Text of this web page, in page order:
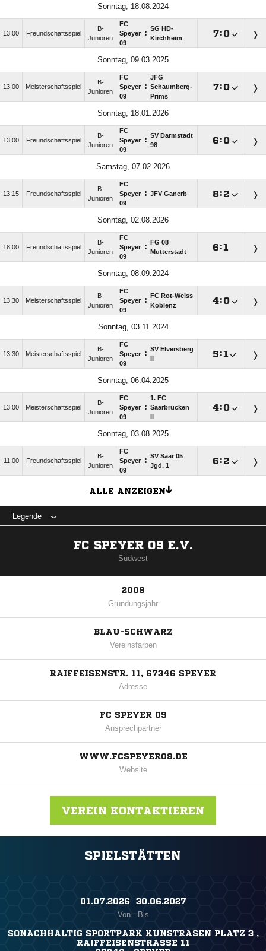
Sonntag, 18.08.2024
13:00 Freundschaftsspiel
B-
Junioren
FC
Speyer
09
: SG HD-
Kirchheim
:
Sonntag, 09.03.2025
13:00 Meisterschaftsspiel
B-
Junioren
FC
Speyer
09
:
JFG
Schaumberg-
Prims
:
Sonntag, 18.01.2026
13:00 Freundschaftsspiel
B-
Junioren
FC
Speyer
09
: SV Darmstadt
98
:
Samstag, 07.02.2026
13:15 Freundschaftsspiel
B-
Junioren
FC
Speyer
09
: JFV Ganerb :
Sonntag, 02.08.2026
18:00 Freundschaftsspiel
B-
Junioren
FC
Speyer
09
:
FG 08
Mutterstadt
:
Sonntag, 08.09.2024
13:30 Meisterschaftsspiel
B-
Junioren
FC
Speyer
09
:
FC Rot-Weiss
Koblenz
:
Sonntag, 03.11.2024
13:30 Meisterschaftsspiel
B-
Junioren
FC
Speyer
09
: SV Elversberg
:
Sonntag, 06.04.2025
13:00 Meisterschaftsspiel
B-
Junioren
FC
Speyer
09
:
1. FC
Saarbrücken
:
Sonntag, 03.08.2025
11:00 Freundschaftsspiel
B-
Junioren
FC
Speyer
09
: SV Saar 05
Jgd. 1
:
ALLE ANZEIGEN
Legende
FC SPEYER 09 E.V.
Südwest
2009
Gründungsjahr
BLAU-SCHWARZ
Vereinsfarben
RAIFFEISENSTR. 11, 67346 SPEYER
Adresse
FC SPEYER 09
Ansprechpartner
WWW.FCSPEYER09.DE
Website
VEREIN KONTAKTIEREN
Nachricht an FC Speyer 09 e.V.
SPIELSTÄTTEN
01.07.2026 ​ 30.06.2027
Von - Bis
SONACHHALTIG SPORTPARK KUNSTRASEN PLATZ 3 ,
RAIFFEISENSTRASSE 11